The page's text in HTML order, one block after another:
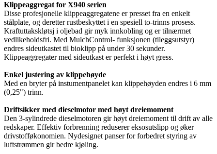
Klippeaggregat for X940 serien
Disse profesjonelle klippeaggregatene er presset fra en enkelt
stålplate, og deretter rustbeskyttet i en spesiell to-trinns prosess.
Kraftuttakskløtsj i oljebad gir myk innkobling og er tilnærmet
vedlikeholdsfri. Med MulchControl- funksjonen (tileggsutstyr)
endres sideutkastet til bioklipp på under 30 sekunder.
Klippeaggregater med sideutkast er perfekt i høyt gress.
Enkel justering av klippehøyde
Med en bryter på instumentpanelet kan klippehøyden endres i 6 mm
(0,25") trinn.
Driftsikker med dieselmotor med høyt dreiemoment
Den 3-sylindrede dieselmotoren gir høyt dreiemoment til drift av alle
redskaper. Effektiv forbrenning reduserer eksosutslipp og øker
drivstofføkonomien. Nydesignet panser for forbedret styring av
luftstrømmen gir bedre kjøling.